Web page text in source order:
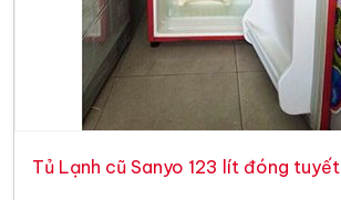
Tủ Lạnh cũ Sanyo 123 lít đóng tuyết